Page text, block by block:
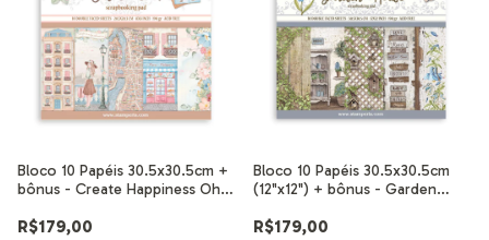
Bloco 10 Papéis 30.5x30.5cm +
bônus - Create Happiness Oh lá
R$179,00
Bloco 10 Papéis 30.5x30.5cm
(12"x12") + bônus - Garden
R$179,00